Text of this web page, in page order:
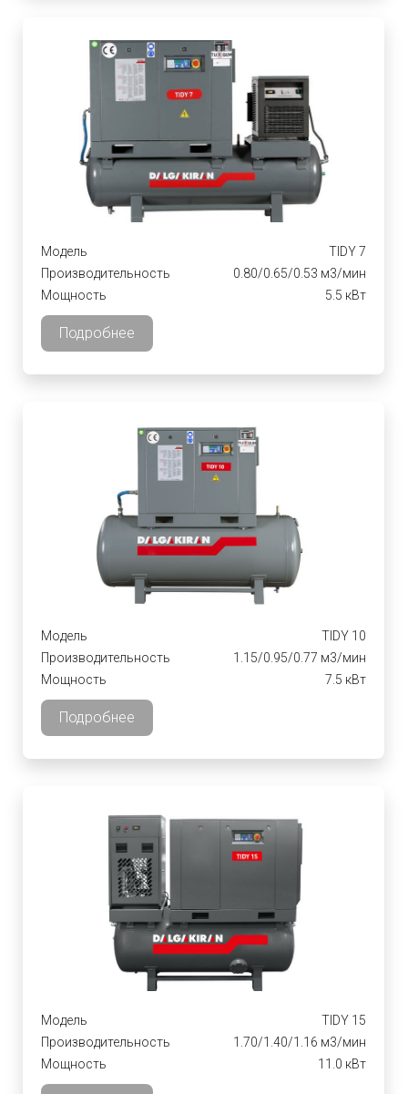
Модель
TIDY 7
Производительность
0.80/0.65/0.53 м3/мин
Мощность
5.5 кВт
Подробнее
Модель
TIDY 10
Производительность
1.15/0.95/0.77 м3/мин
Мощность
7.5 кВт
Подробнее
Модель
TIDY 15
Производительность
1.70/1.40/1.16 м3/мин
Мощность
11.0 кВт